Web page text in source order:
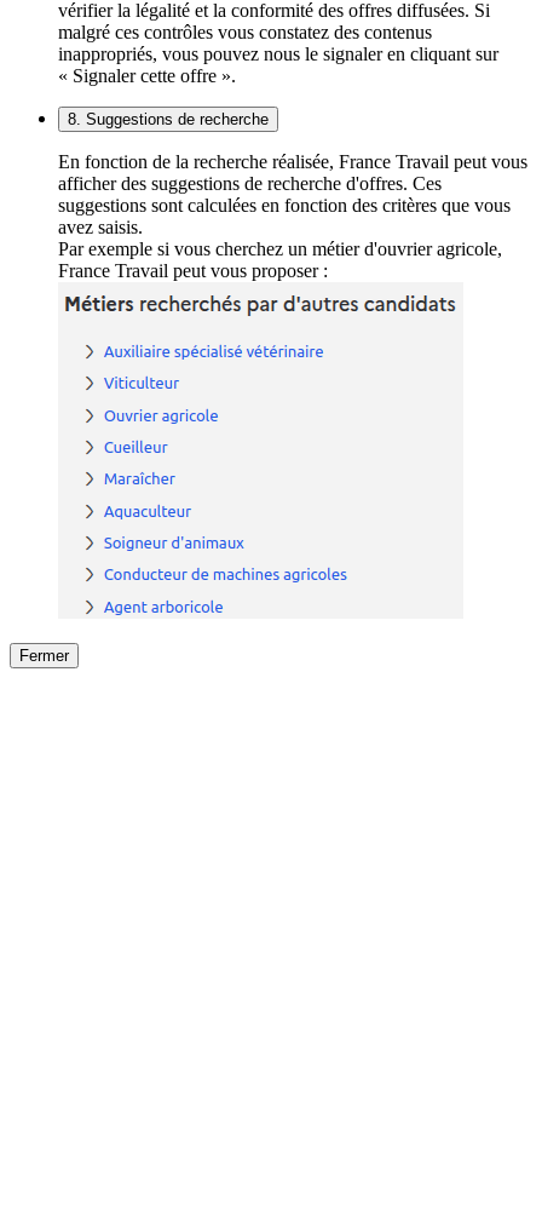
vérifier la légalité et la conformité des offres diffusées. Si
malgré ces contrôles vous constatez des contenus
inappropriés, vous pouvez nous le signaler en cliquant sur
« Signaler cette offre ».
8. Suggestions de recherche
En fonction de la recherche réalisée, France Travail peut vous
afficher des suggestions de recherche d'offres. Ces
suggestions sont calculées en fonction des critères que vous
avez saisis.
Par exemple si vous cherchez un métier d'ouvrier agricole,
France Travail peut vous proposer :
Fermer